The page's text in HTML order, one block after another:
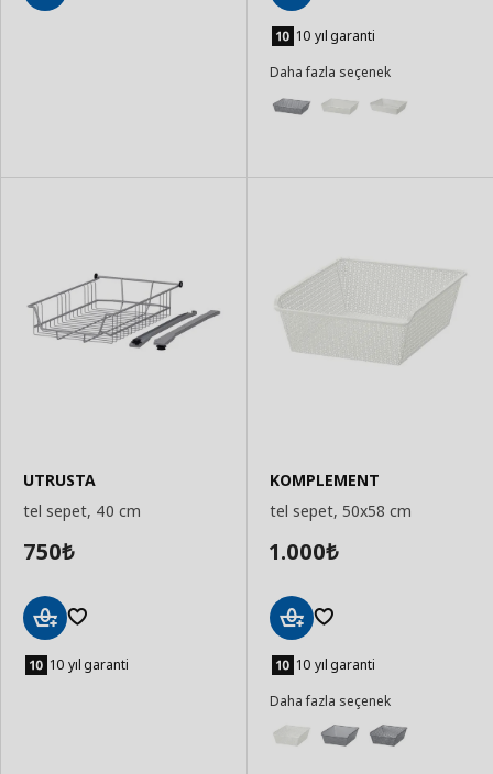
Ekle 10 yıl garanti
Daha fazla seçenek
UTRUSTA
tel sepet, 40 cm
750₺
Ekle 10 yıl garanti
KOMPLEMENT
tel sepet, 50x58 cm
1.000₺
Ekle 10 yıl garanti
Daha fazla seçenek